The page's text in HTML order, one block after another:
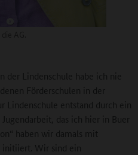
der Lindenschule habe ich nie
Förderschulen in der
Lindenschule entstand durch ein
das ich hier in Buer
haben wir damals mit
initiiert. Wir sind ein